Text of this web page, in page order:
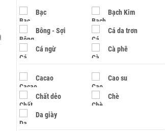
Bạc Bạch Kim
Bông - Sợi Cá da trơn
Cá ngừ Cà phê
Cacao Cao su
Chất dẻo Chè
Da giày